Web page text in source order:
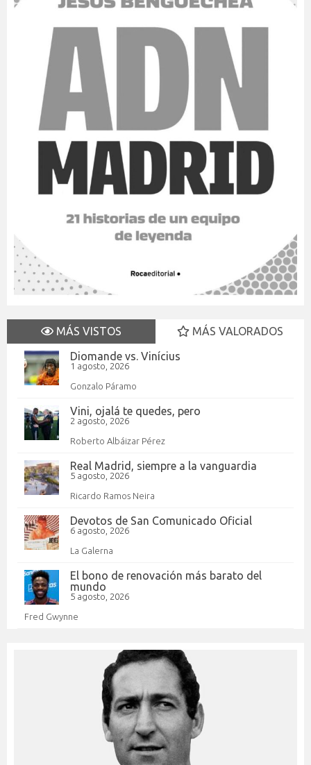
MÁS VISTOS
MÁS VALORADOS
Diomande vs. Vinícius
1 agosto, 2026
Gonzalo Páramo
Vini, ojalá te quedes, pero
2 agosto, 2026
Roberto Albáizar Pérez
Real Madrid, siempre a la vanguardia
5 agosto, 2026
Ricardo Ramos Neira
Devotos de San Comunicado Oficial
6 agosto, 2026
La Galerna
El bono de renovación más barato del
mundo
5 agosto, 2026
Fred Gwynne